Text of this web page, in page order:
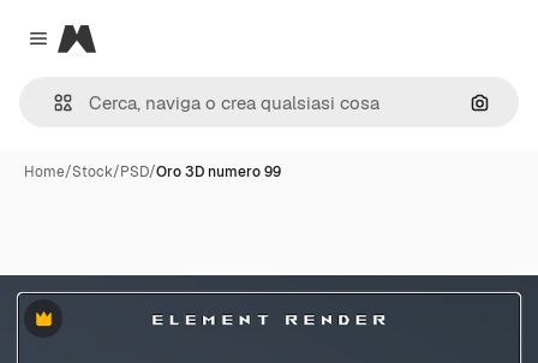
Close menu
Magnific
Cerca
Home/Stock/PSD/Oro 3D numero 99
Premium